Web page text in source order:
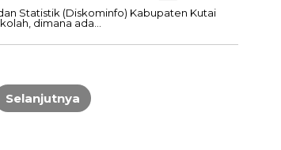
Statistik (Diskominfo) Kabupaten Kutai
dimana ada…
Selanjutnya